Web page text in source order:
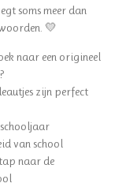
soms meer dan
💛
naar een origineel
zijn perfect
van school
naar de